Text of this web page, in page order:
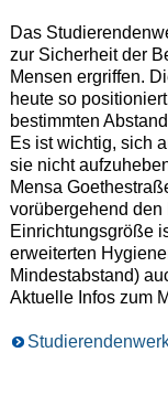
Das
zur Sicherheit der
Mensen ergriffen.
heute so
bestimmten
Es ist wichtig, sich
sie nicht
Mensa
vorübergehend den
Einrichtungsgröße
erweiterten
Mindestabstand)
Aktuelle Infos zum